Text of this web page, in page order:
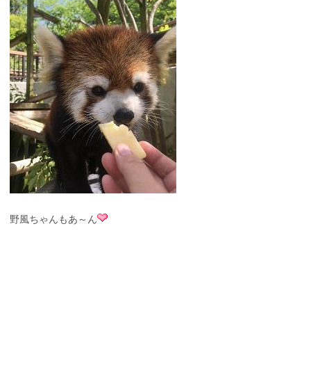
野風ちゃんもあ～ん